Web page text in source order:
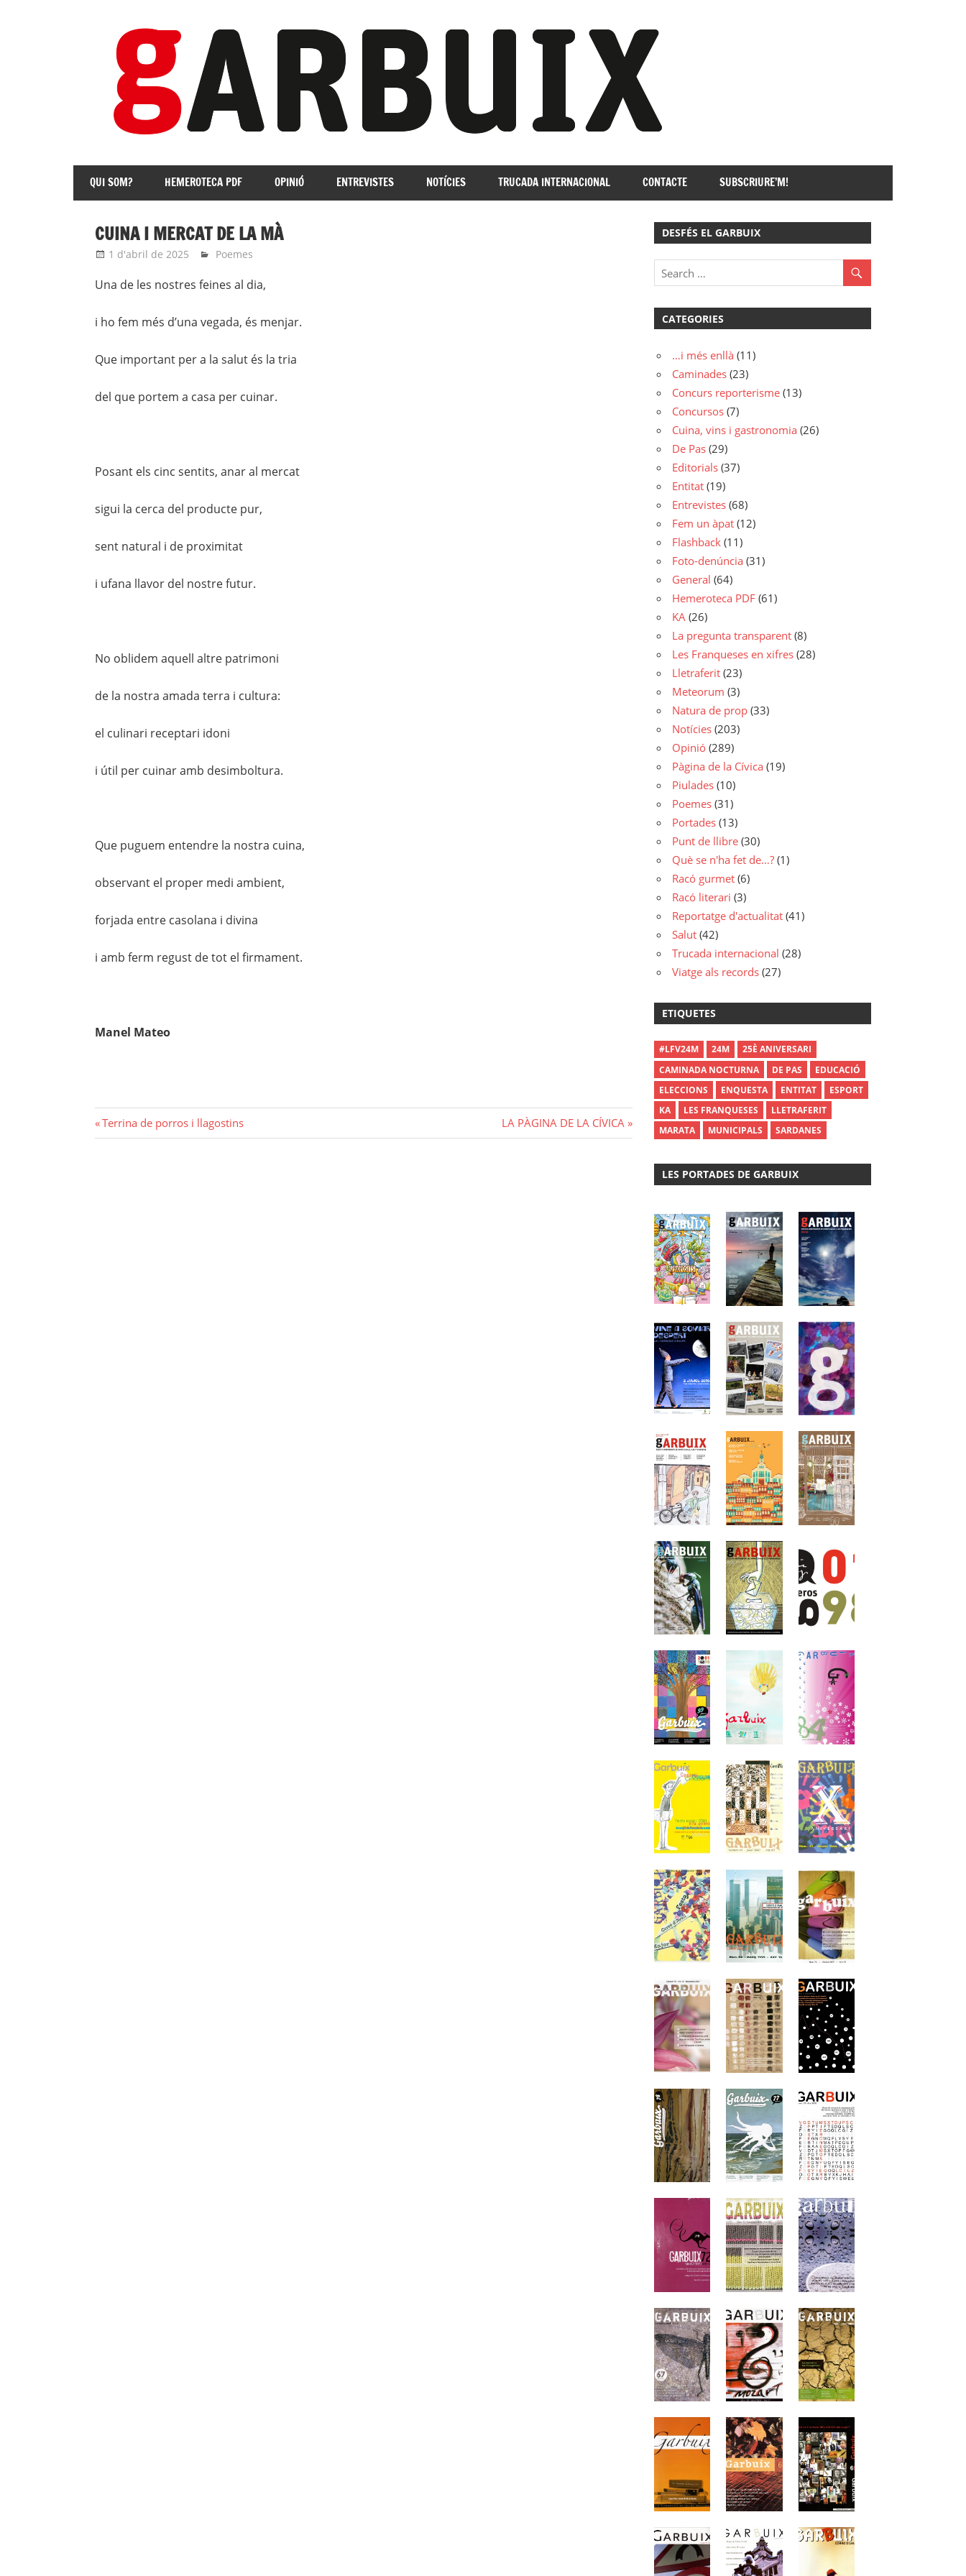
Independent
de
les
Franqueses
QUI SOM? HEMEROTECA PDF OPINIÓ ENTREVISTES NOTÍCIES TRUCADA INTERNACIONAL CONTACTE SUBSCRIURE’M!
CUINA I MERCAT DE LA MÀ
1 d'abril de 2025 Eli
Poemes
Una de les nostres feines al dia,
i ho fem més d’una vegada, és menjar.
Que important per a la salut és la tria
del que portem a casa per cuinar.
Posant els cinc sentits, anar al mercat
sigui la cerca del producte pur,
sent natural i de proximitat
i ufana llavor del nostre futur.
No oblidem aquell altre patrimoni
de la nostra amada terra i cultura:
el culinari receptari idoni
i útil per cuinar amb desimboltura.
Que puguem entendre la nostra cuina,
observant el proper medi ambient,
forjada entre casolana i divina
i amb ferm regust de tot el firmament.
Manel Mateo
Navegació
Previous
Post:
Terrina de porros i llagostins
Next
Post:
LA PÀGINA DE LA CÍVICA
DESFÉS EL GARBUIX
CATEGORIES
…i més enllà (11)
Caminades (23)
Concurs reporterisme (13)
Concursos (7)
Cuina, vins i gastronomia (26)
De Pas (29)
Editorials (37)
Entitat (19)
Entrevistes (68)
Fem un àpat (12)
Flashback (11)
Foto-denúncia (31)
General (64)
Hemeroteca PDF (61)
KA (26)
La pregunta transparent (8)
Les Franqueses en xifres (28)
Lletraferit (23)
Meteorum (3)
Natura de prop (33)
Notícies (203)
Opinió (289)
Pàgina de la Cívica (19)
Piulades (10)
Poemes (31)
Portades (13)
Punt de llibre (30)
Què se n'ha fet de…? (1)
Racó gurmet (6)
Racó literari (3)
Reportatge d'actualitat (41)
Salut (42)
Trucada internacional (28)
Viatge als records (27)
ETIQUETES
#LFV24M 24M
25È ANIVERSARI
CAMINADA NOCTURNA
DE PAS
EDUCACIÓ
ELECCIONS
ENQUESTA ENTITAT
ESPORT
KA
LES FRANQUESES
LLETRAFERIT
MARATA
MUNICIPALS SARDANES
LES PORTADES DE GARBUIX